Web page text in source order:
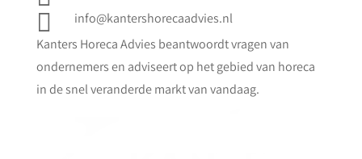

info@kantershorecaadvies.nl
Kanters Horeca Advies beantwoordt vragen van
ondernemers en adviseert op het gebied van horeca
in de snel veranderde markt van vandaag.